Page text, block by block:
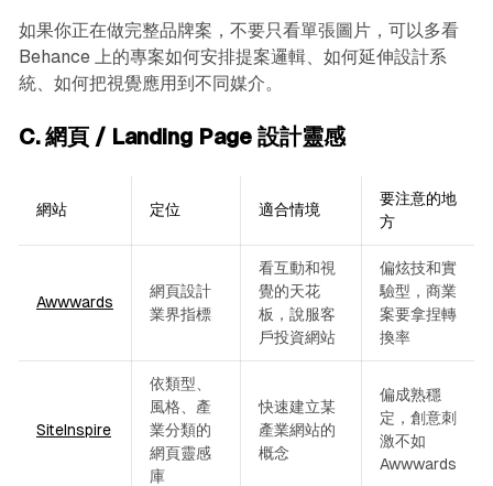
如果你正在做完整品牌案，不要只看單張圖片，可以多看
Behance 上的專案如何安排提案邏輯、如何延伸設計系
統、如何把視覺應用到不同媒介。
C. 網頁 / Landing Page 設計靈感
網站 定位 適合情境
要注意的地
方
Awwwards
網頁設計
業界指標
看互動和視
覺的天花
板，說服客
戶投資網站
偏炫技和實
驗型，商業
案要拿捏轉
換率
SiteInspire
依類型、
風格、產
業分類的
網頁靈感
庫
快速建立某
產業網站的
概念
偏成熟穩
定，創意刺
激不如
Awwwards